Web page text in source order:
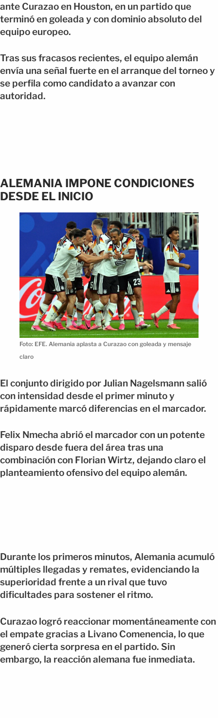
ante Curazao en Houston, en un partido que
terminó en goleada y con dominio absoluto del
equipo europeo.
Tras sus fracasos recientes, el equipo alemán
envía una señal fuerte en el arranque del torneo y
se perfila como candidato a avanzar con
autoridad.
ALEMANIA IMPONE CONDICIONES
DESDE EL INICIO
Foto: EFE. Alemania aplasta a Curazao con goleada y mensaje
claro
El conjunto dirigido por Julian Nagelsmann salió
con intensidad desde el primer minuto y
rápidamente marcó diferencias en el marcador.
Felix Nmecha abrió el marcador con un potente
disparo desde fuera del área tras una
combinación con Florian Wirtz, dejando claro el
planteamiento ofensivo del equipo alemán.
Durante los primeros minutos, Alemania acumuló
múltiples llegadas y remates, evidenciando la
superioridad frente a un rival que tuvo
dificultades para sostener el ritmo.
Curazao logró reaccionar momentáneamente con
el empate gracias a Livano Comenencia, lo que
generó cierta sorpresa en el partido. Sin
embargo, la reacción alemana fue inmediata.